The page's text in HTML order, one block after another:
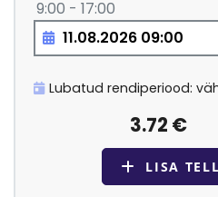
9:00 - 17:00
Lubatud rendiperiood:
3.72 €
LISA